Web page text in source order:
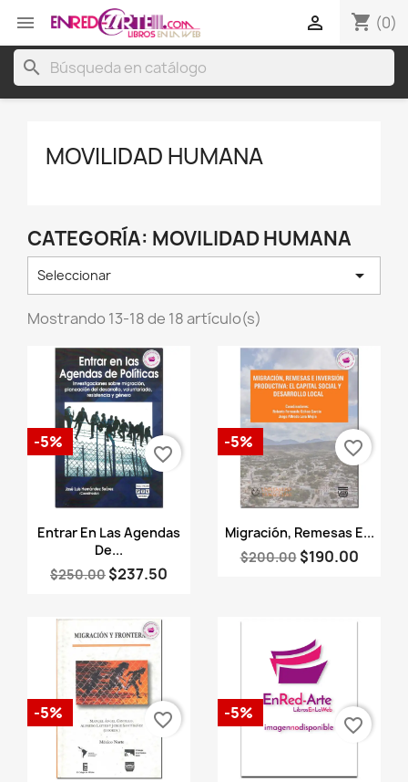
 shopping_cart (0)

search
MOVILIDAD HUMANA
CATEGORÍA: MOVILIDAD HUMANA
Seleccionar 
Mostrando 13-18 de 18 artículo(s)
Vista rápida
Entrar En Las Agendas
De...
$250.00 $237.50
-5%
favorite_border
Vista rápida
Migración, Remesas E...
$200.00 $190.00
-5% favorite_border
-5% favorite_border -5%
favorite_border